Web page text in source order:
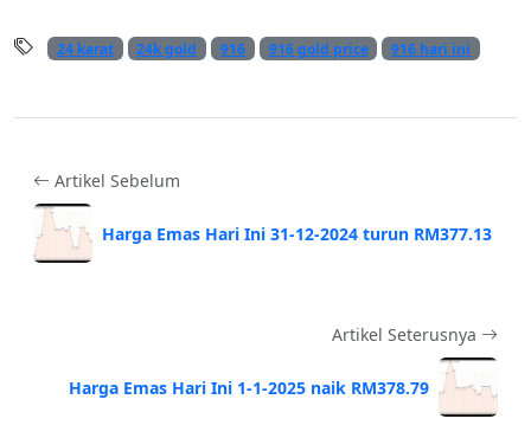
24 karat 24k gold 916 916 gold price 916 hari ini
Artikel Sebelum
Harga Emas Hari Ini 31-12-2024 turun RM377.13
Artikel Seterusnya
Harga Emas Hari Ini 1-1-2025 naik RM378.79